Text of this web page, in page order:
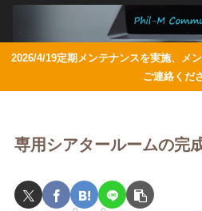
2026/4/19定期メンテナンスを実施、メ
ご連絡くだ
専用シアタールームの完